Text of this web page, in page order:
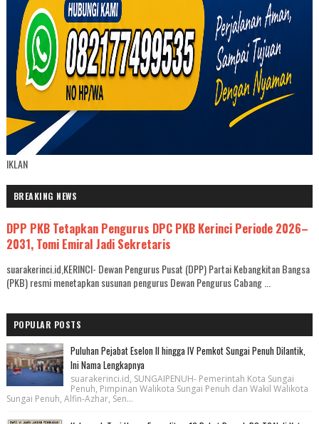
IKLAN
BREAKING NEWS
DPP PKB Tetapkan Pengurus DPC PKB Kerinci Periode 2026–
2031, Tomi Emiral Jadi Sekretaris
suarakerinci.id,KERINCI- Dewan Pengurus Pusat (DPP) Partai Kebangkitan Bangsa
(PKB) resmi menetapkan susunan pengurus Dewan Pengurus Cabang ...
POPULAR POSTS
Puluhan Pejabat Eselon II hingga IV Pemkot Sungai Penuh Dilantik,
Ini Nama Lengkapnya
suarakerinci.id, SUNGAIPENUH- Pemerintah Kota Sungai
Penuh, Pimpinan Walikota Sungai Penuh dan Wakil Walikota
Sungai Penuh, Alfin-Azhar, Sen...